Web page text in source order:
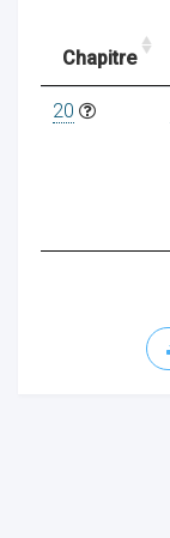
Chapitre
20